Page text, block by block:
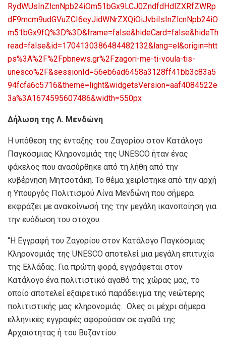
RydWUsInZlcnNpb24iOm51bGx9LCJ0ZndfdHdlZXRfZWRp
dF9mcm9udGVuZCI6eyJidWNrZXQiOiJvbiIsInZlcnNpb24iO
m51bGx9fQ%3D%3D&frame=false&hideCard=false&hideTh
read=false&id=1704130386484482132&lang=el&origin=htt
ps%3A%2F%2Fpbnews.gr%2Fzagori-me-ti-voula-tis-
unesco%2F&sessionId=56eb6ad6458a3128ff41bb3c83a5
94fcfa6c5716&theme=light&widgetsVersion=aaf4084522e
3a%3A1674595607486&width=550px
Δήλωση της Λ. Μενδώνη
Η υπόθεση της ένταξης του Ζαγορίου στον Κατάλογο
Παγκόσμιας Κληρονομιάς της UNESCO ήταν ένας
φάκελος που ανασύρθηκε από τη λήθη από την
κυβέρνηση Μητσοτάκη. Το θέμα χειρίστηκε από την αρχή
η Υπουργός Πολιτισμού Λίνα Μενδώνη που σήμερα
εκφράζει με ανακοίνωσή της την μεγάλη ικανοποίηση για
την ευόδωση του στόχου:
“Η Εγγραφή του Ζαγορίου στον Κατάλογο Παγκόσμιας
Κληρονομιάς της UNESCO αποτελεί μια μεγάλη επιτυχία
της Ελλάδας. Για πρώτη φορά, εγγράφεται στον
Κατάλογο ένα πολιτιστικό αγαθό της χώρας μας, το
οποίο αποτελεί εξαιρετικό παράδειγμα της νεώτερης
πολιτιστικής μας κληρονομιάς. Ολες οι μέχρι σήμερα
ελληνικές εγγραφές αφορούσαν σε αγαθά της
Αρχαιότητας ή του Βυζαντίου.